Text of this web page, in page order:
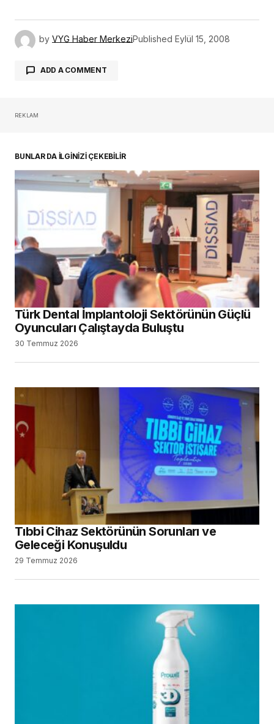
by VYG Haber MerkeziPublished Eylül 15, 2008
ADD A COMMENT
REKLAM
BUNLAR DA İLGİNİZİ ÇEKEBİLİR
Türk Dental İmplantoloji Sektörünün Güçlü
Oyuncuları Çalıştayda Buluştu
30 Temmuz 2026
Tıbbi Cihaz Sektörünün Sorunları ve
Geleceği Konuşuldu
29 Temmuz 2026